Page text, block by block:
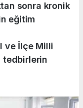
sonra kronik
eğitim
ve İlçe Milli
tedbirlerin